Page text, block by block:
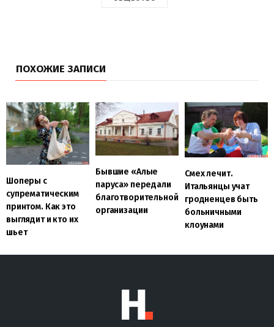
ПОХОЖИЕ ЗАПИСИ
Шоперы с
супрематическим
принтом. Как это
выглядит и кто их
шьет
Бывшие «Алые
паруса» передали
благотворительной
организации
Смех лечит.
Итальянцы учат
гродненцев быть
больничными
клоунами